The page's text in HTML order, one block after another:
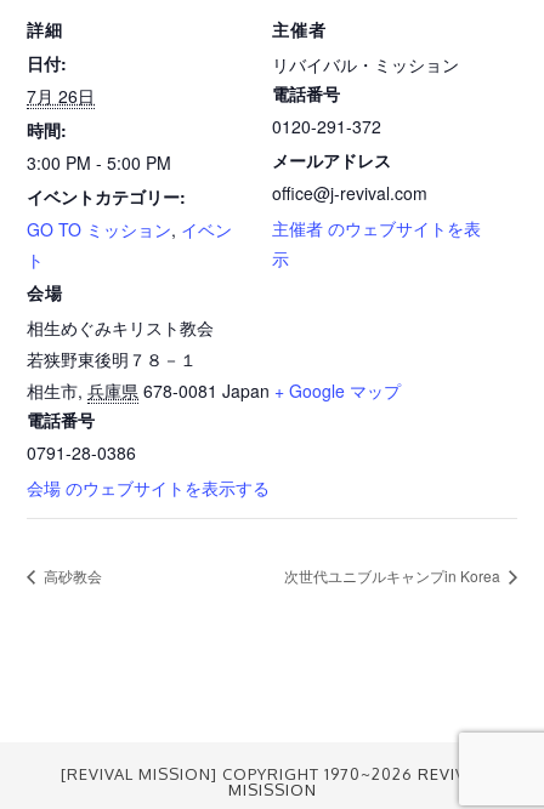
詳細
日付:
7月 26日
時間:
3:00 PM - 5:00 PM
イベントカテゴリー:
GO TO ミッション, イベン
ト
会場
相生めぐみキリスト教会
若狭野東後明７８－１
相生市, 兵庫県 678-0081 Japan + Google マップ
電話番号
0791-28-0386
会場 のウェブサイトを表示する
主催者
リバイバル・ミッション
電話番号
0120-291-372
メールアドレス
office@j-revival.com
主催者 のウェブサイトを表
示
高砂教会 次世代ユニブルキャンプin Korea
[REVIVAL MISSION] COPYRIGHT 1970~2026 REVIVAL
MISISSION